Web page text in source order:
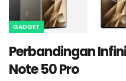
GADGET
Perbandingan
Note 50 Pro